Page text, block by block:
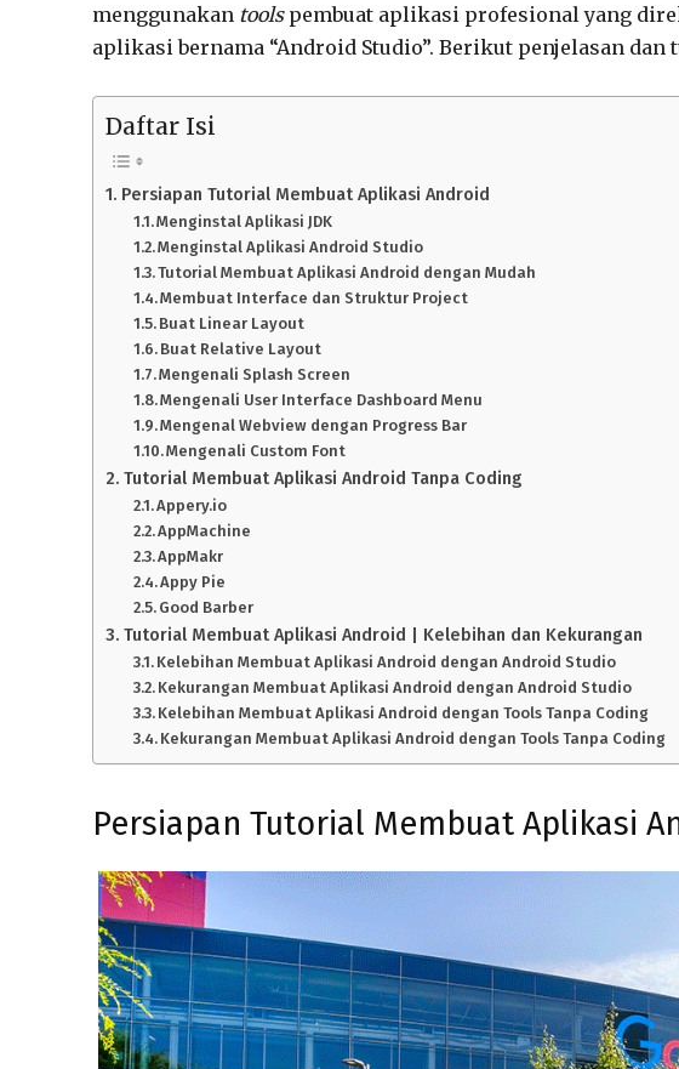
menggunakan toolspembuat aplikasi profesional yang
aplikasi bernama “Android Studio”. Berikut penjelasan
Daftar Isi
Persiapan Tutorial Membuat Aplikasi Android
Menginstal Aplikasi JDK
Menginstal Aplikasi Android Studio
Tutorial Membuat Aplikasi Android dengan Mudah
Membuat Interface dan Struktur Project
Buat Linear Layout
Buat Relative Layout
Mengenali Splash Screen
Mengenali User Interface Dashboard Menu
Mengenal Webview dengan Progress Bar
Mengenali Custom Font
Tutorial Membuat Aplikasi Android Tanpa Coding
Appery.io
AppMachine
AppMakr
Appy Pie
Good Barber
Tutorial Membuat Aplikasi Android | Kelebihan dan Kekurangan
Kelebihan Membuat Aplikasi Android dengan Android Studio
Kekurangan Membuat Aplikasi Android dengan Android Studio
Kelebihan Membuat Aplikasi Android dengan Tools Tanpa Coding
Kekurangan Membuat Aplikasi Android dengan Tools Tanpa Coding
Persiapan Tutorial Membuat Aplikasi